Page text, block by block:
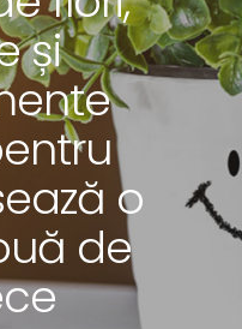
și
o
de